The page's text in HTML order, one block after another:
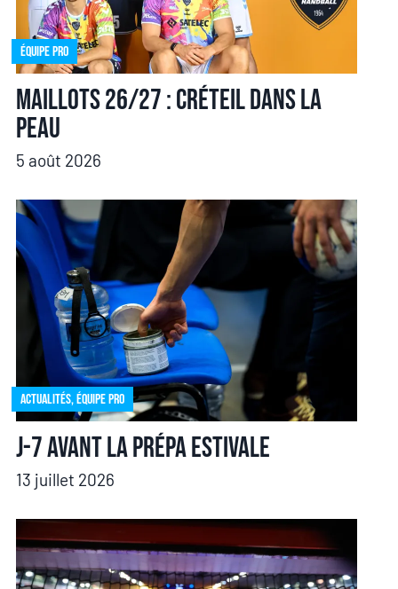
Équipe pro
Maillots 26/27 : Créteil dans la
peau
5 août 2026
Actualités,Équipe pro
J-7 avant la prépa estivale
13 juillet 2026